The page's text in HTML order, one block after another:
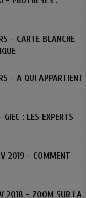
- CARTE BLANCHE
- A QUI APPARTIENT
: LES EXPERTS
2019 - COMMENT
2018 - ZOOM SUR LA